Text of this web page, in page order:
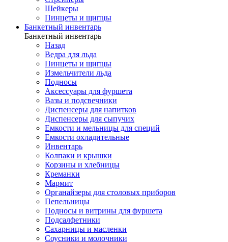
Шейкеры
Пинцеты и щипцы
Банкетный инвентарь
Банкетный инвентарь
Назад
Ведра для льда
Пинцеты и щипцы
Измельчители льда
Подносы
Аксессуары для фуршета
Вазы и подсвечники
Диспенсеры для напитков
Диспенсеры для сыпучих
Емкости и мельницы для специй
Емкости охладительные
Инвентарь
Колпаки и крышки
Корзины и хлебницы
Креманки
Мармит
Органайзеры для столовых приборов
Пепельницы
Подносы и витрины для фуршета
Подсалфетники
Сахарницы и масленки
Соусники и молочники